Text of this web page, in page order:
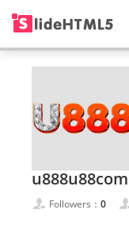
u888u88com
Followers： 0